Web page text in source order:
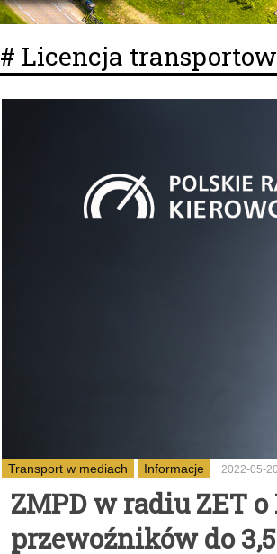
# Licencja
Transport w mediach Informacje 2022-05-20
ZMPD w radiu ZET
przewoźników do